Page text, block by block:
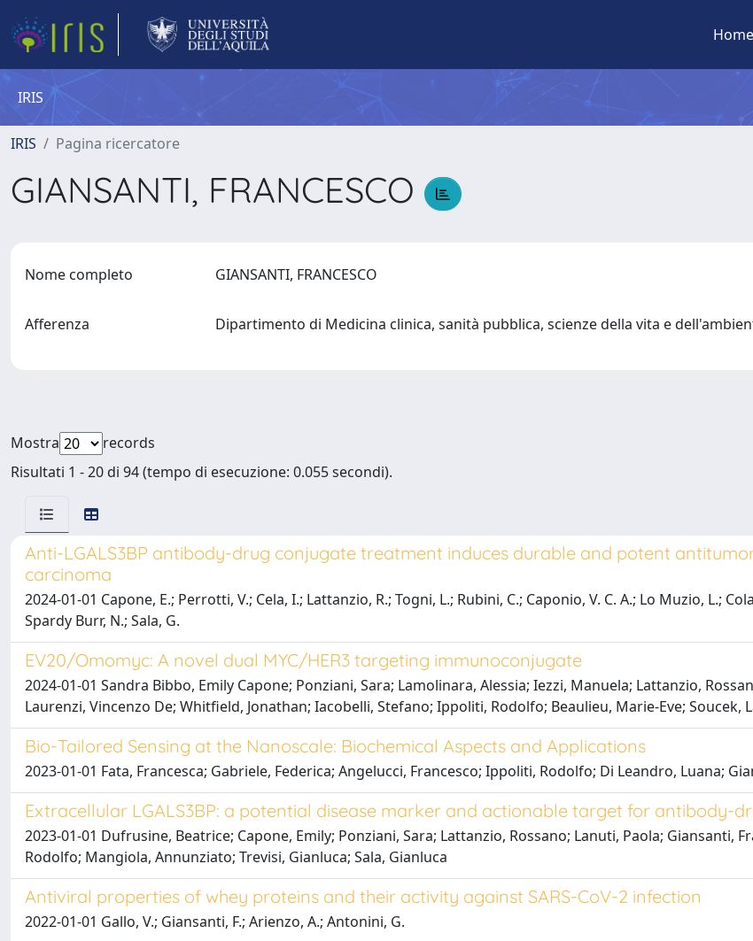
Home
IRIS
IRIS Pagina ricercatore
GIANSANTI, FRANCESCO
Nome completo GIANSANTI, FRANCESCO
Afferenza Dipartimento di Medicina clinica, sanità pubblica, scienze della vita e
Mostra
records
Risultati 1 - 20 di 94 (tempo di esecuzione: 0.055 secondi).
Anti-LGALS3BP antibody-drug conjugate treatment induces durable and potent
carcinoma
2024-01-01 Capone, E.; Perrotti, V.; Cela, I.; Lattanzio, R.; Togni, L.; Rubini, C.; Caponio, V. C. A.; Lo Muzio, L.;
Spardy Burr, N.; Sala, G.
EV20/Omomyc: A novel dual MYC/HER3 targeting immunoconjugate
2024-01-01 Sandra Bibbo, Emily Capone; Ponziani, Sara; Lamolinara, Alessia; Iezzi, Manuela; Lattanzio,
Laurenzi, Vincenzo De; Whitfield, Jonathan; Iacobelli, Stefano; Ippoliti, Rodolfo; Beaulieu, Marie-Eve; Soucek,
Bio-Tailored Sensing at the Nanoscale: Biochemical Aspects and Applications
2023-01-01 Fata, Francesca; Gabriele, Federica; Angelucci, Francesco; Ippoliti, Rodolfo; Di Leandro, Luana;
Extracellular LGALS3BP: a potential disease marker and actionable target for antibody-
2023-01-01 Dufrusine, Beatrice; Capone, Emily; Ponziani, Sara; Lattanzio, Rossano; Lanuti, Paola; Giansanti,
Rodolfo; Mangiola, Annunziato; Trevisi, Gianluca; Sala, Gianluca
Antiviral properties of whey proteins and their activity against SARS-CoV-2 infection
2022-01-01 Gallo, V.; Giansanti, F.; Arienzo, A.; Antonini, G.